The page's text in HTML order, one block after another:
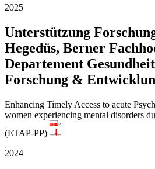
2025
Unterstützung
Hegedüs, Berner
Departement
Forschung &
Enhancing Timely Access to acute
women experiencing mental disorders
(ETAP-PP)
PDF
2024